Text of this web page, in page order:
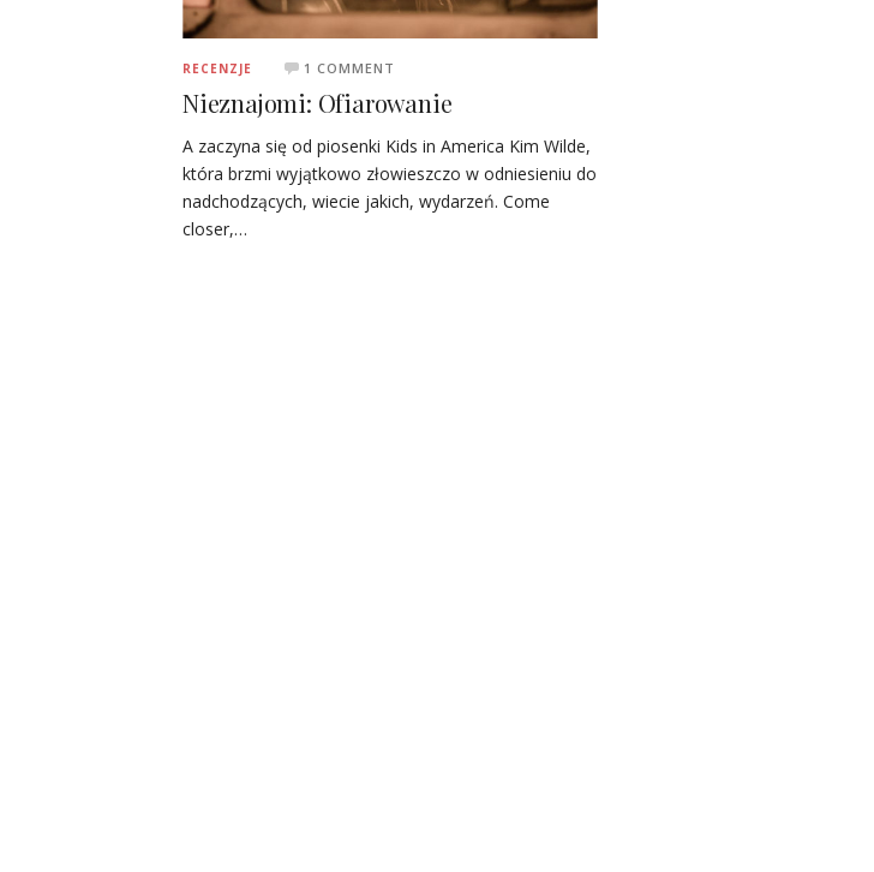
RECENZJE 1 COMMENT
Nieznajomi: Ofiarowanie
A zaczyna się od piosenki Kids in America Kim Wilde,
która brzmi wyjątkowo złowieszczo w odniesieniu do
nadchodzących, wiecie jakich, wydarzeń. Come
closer,…